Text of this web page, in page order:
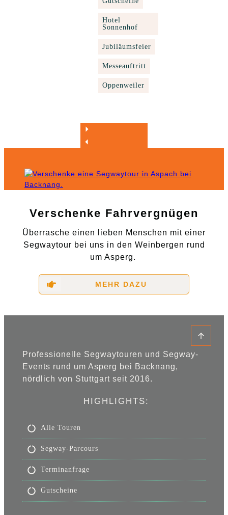
Hotel
Sonnenhof
Jubiläumsfeier
Messeauftritt
Oppenweiler
Verschenke Fahrvergnügen
Überrasche einen lieben Menschen mit einer
Segwaytour bei uns in den Weinbergen rund
um Asperg.
MEHR DAZU
Professionelle Segwaytouren und Segway-
Events rund um Asperg bei Backnang,
nördlich von Stuttgart seit 2016.
HIGHLIGHTS:
Alle Touren
Segway-Parcours
Terminanfrage
Gutscheine